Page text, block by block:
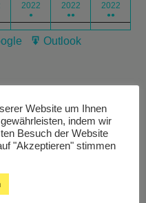
2022
●
2022
●●
2022
●●
Export
Outlook
Website um Ihnen
indem wir
Besuch der Website
"Akzeptieren" stimmen